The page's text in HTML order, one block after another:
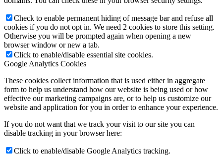
Check to enable permanent hiding of message bar and refuse all
cookies if you do not opt in. We need 2 cookies to store this setting.
Otherwise you will be prompted again when opening a new
browser window or new a tab.
Click to enable/disable essential site cookies.
Google Analytics Cookies
These cookies collect information that is used either in aggregate
form to help us understand how our website is being used or how
effective our marketing campaigns are, or to help us customize our
website and application for you in order to enhance your experience.
If you do not want that we track your visit to our site you can
disable tracking in your browser here:
Click to enable/disable Google Analytics tracking.